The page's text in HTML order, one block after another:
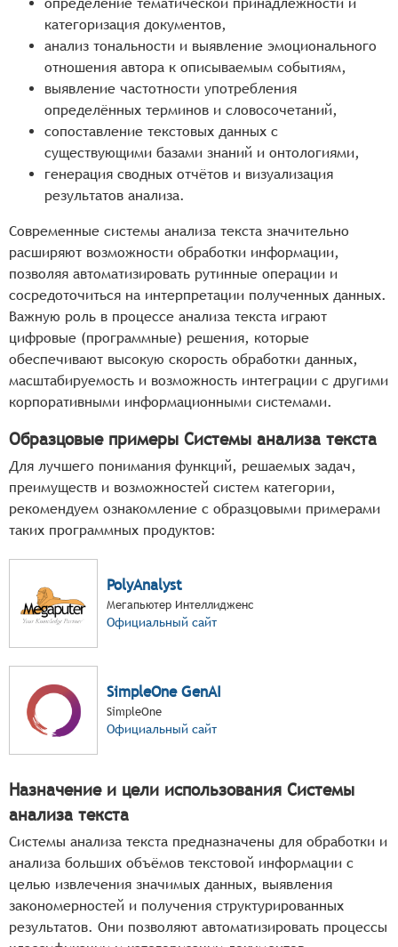
категоризация документов,
анализ тональности и выявление эмоционального
отношения автора к описываемым событиям,
выявление частотности употребления
определённых терминов и словосочетаний,
сопоставление текстовых данных с
существующими базами знаний и онтологиями,
генерация сводных отчётов и визуализация
результатов анализа.
Современные системы анализа текста значительно
расширяют возможности обработки информации,
позволяя автоматизировать рутинные операции и
сосредоточиться на интерпретации полученных данных.
Важную роль в процессе анализа текста играют
цифровые (программные) решения, которые
обеспечивают высокую скорость обработки данных,
масштабируемость и возможность интеграции с другими
корпоративными информационными системами.
Образцовые примеры Системы анализа текста
Для лучшего понимания функций, решаемых задач,
преимуществ и возможностей систем категории,
рекомендуем ознакомление с образцовыми примерами
таких программных продуктов:
PolyAnalyst
Мегапьютер Интеллидженс
Официальный сайт
SimpleOne GenAI
SimpleOne
Официальный сайт
Назначение и цели использования Системы
анализа текста
Системы анализа текста предназначены для обработки и
анализа больших объёмов текстовой информации с
целью извлечения значимых данных, выявления
закономерностей и получения структурированных
результатов. Они позволяют автоматизировать процессы